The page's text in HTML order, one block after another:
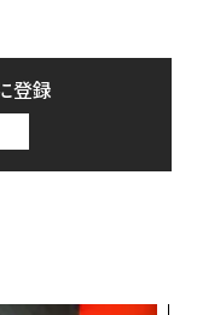
が血中酸素濃度測
令を発行する前
登録